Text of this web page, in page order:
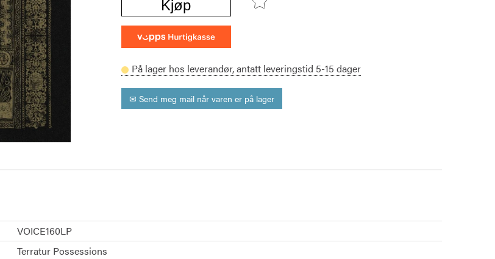
Kjøp
På lager hos leverandør,antatt leveringstid 5-15 dager
✉ Send meg mail når varen er på lager
VOICE160LP
Terratur Possessions